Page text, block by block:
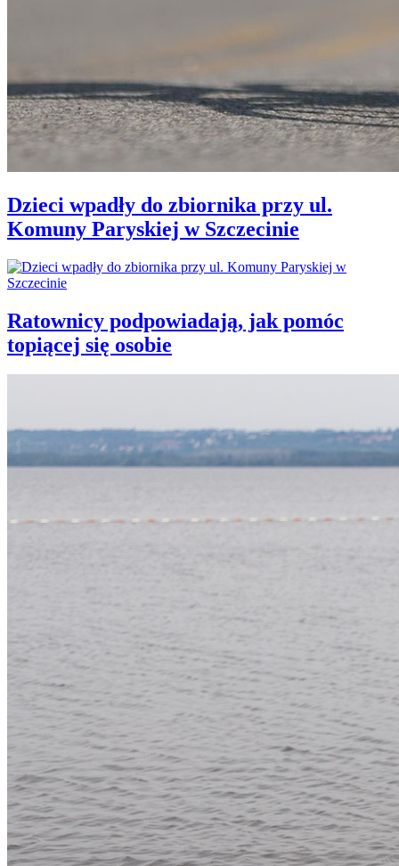
Dzieci wpadły do zbiornika przy ul.
Komuny Paryskiej w Szczecinie
Ratownicy podpowiadają, jak pomóc
topiącej się osobie